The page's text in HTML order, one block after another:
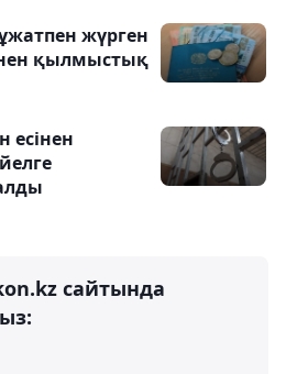
жүрген
қылмыстық
есінен
сайтында